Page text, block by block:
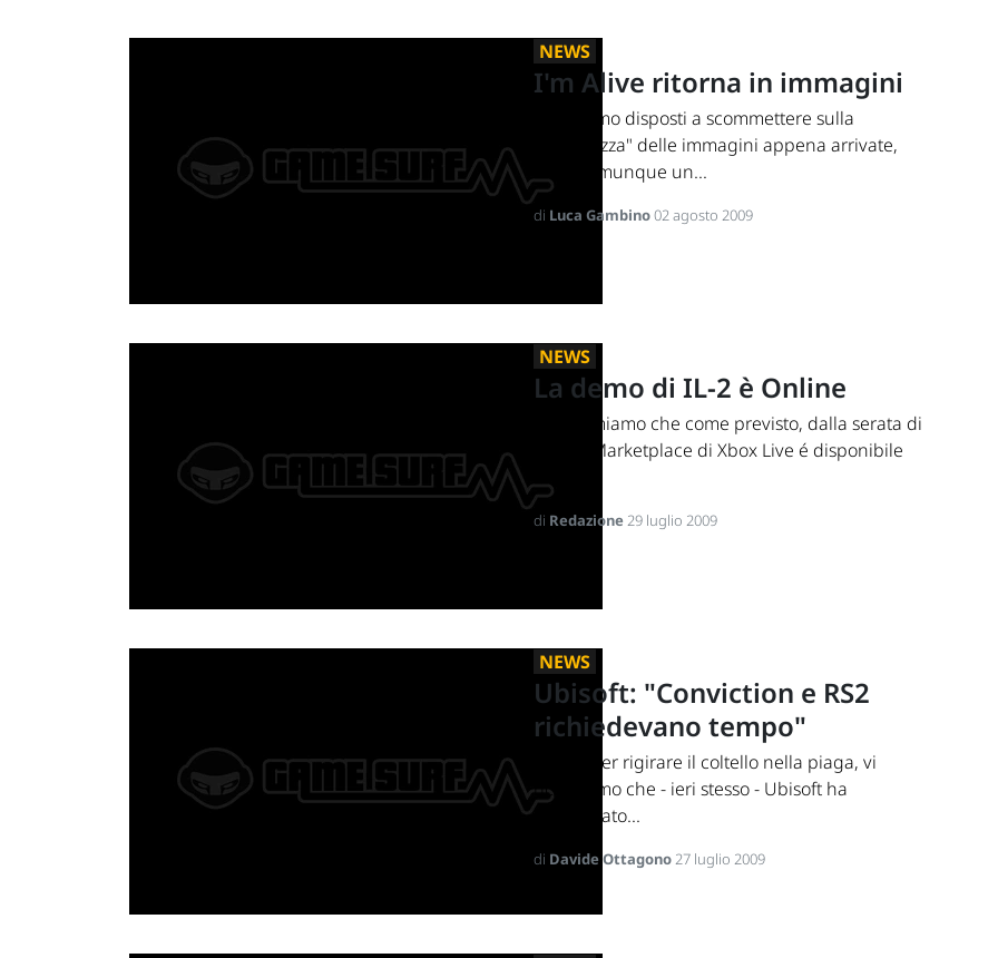
NEWS
I'm Alive ritorna in immagini
Non siamo disposti a scommettere sulla
"freschezza" delle immagini appena arrivate,
ma é comunque un...
di Luca Gambino02 agosto 2009
NEWS
La demo di IL-2 è Online
Vi informiamo che come previsto, dalla serata di
ieri sul Marketplace di Xbox Live é disponibile
di Redazione29 luglio 2009
NEWS
Ubisoft: "Conviction e RS2
richiedevano tempo"
Giusto per rigirare il coltello nella piaga, vi
ricordiamo che - ieri stesso - Ubisoft ha
confermato...
di Davide Ottagono27 luglio 2009